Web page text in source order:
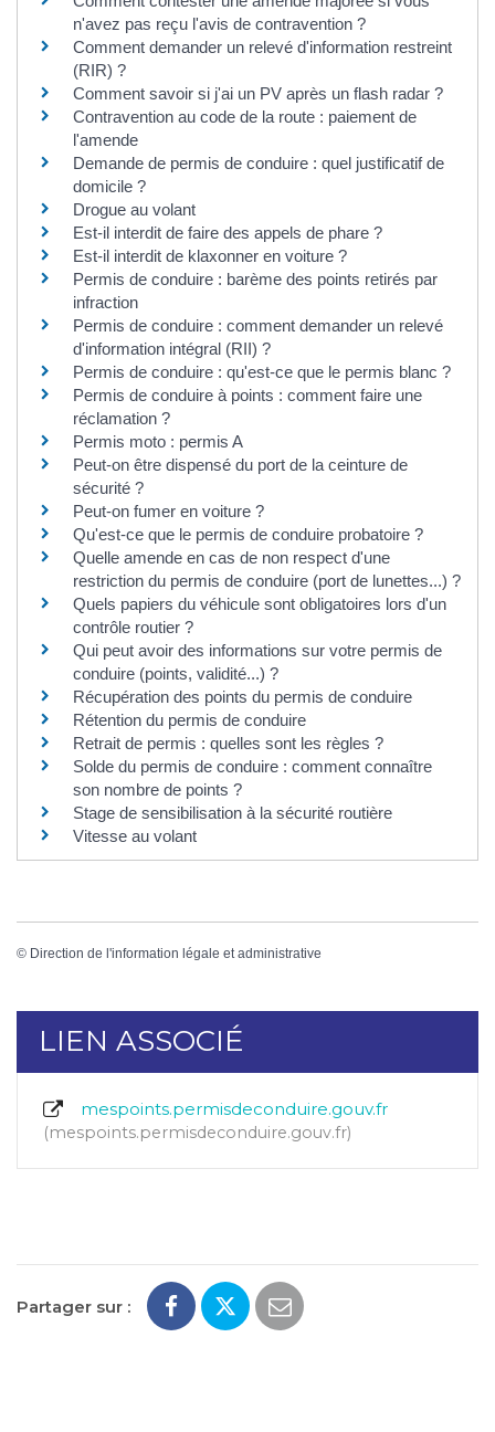
n'avez pas reçu l'avis de contravention ?
Comment demander un relevé d'information restreint
(RIR) ?
Comment savoir si j'ai un PV après un flash radar ?
Contravention au code de la route : paiement de
l'amende
Demande de permis de conduire : quel justificatif de
domicile ?
Drogue au volant
Est-il interdit de faire des appels de phare ?
Est-il interdit de klaxonner en voiture ?
Permis de conduire : barème des points retirés par
infraction
Permis de conduire : comment demander un relevé
d'information intégral (RII) ?
Permis de conduire : qu'est-ce que le permis blanc ?
Permis de conduire à points : comment faire une
réclamation ?
Permis moto : permis A
Peut-on être dispensé du port de la ceinture de
sécurité ?
Peut-on fumer en voiture ?
Qu'est-ce que le permis de conduire probatoire ?
Quelle amende en cas de non respect d'une
restriction du permis de conduire (port de lunettes...) ?
Quels papiers du véhicule sont obligatoires lors d'un
contrôle routier ?
Qui peut avoir des informations sur votre permis de
conduire (points, validité...) ?
Récupération des points du permis de conduire
Rétention du permis de conduire
Retrait de permis : quelles sont les règles ?
Solde du permis de conduire : comment connaître
son nombre de points ?
Stage de sensibilisation à la sécurité routière
Vitesse au volant
© Direction de l'information légale et administrative
LIEN ASSOCIÉ
mespoints.permisdeconduire.gouv.fr
mespoints.permisdeconduire.gouv.fr
Partager sur :